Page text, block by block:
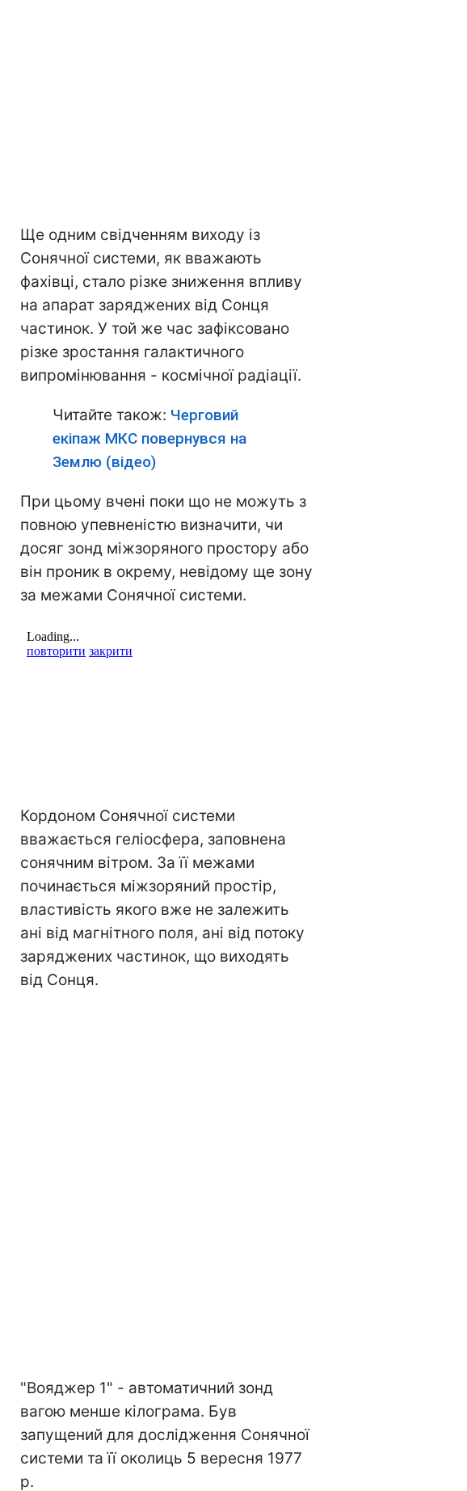
Ще одним свідченням виходу із
Сонячної системи, як вважають
фахівці, стало різке зниження впливу
на апарат заряджених від Сонця
частинок. У той же час зафіксовано
різке зростання галактичного
випромінювання - космічної радіації.
Читайте також: Черговий
екіпаж МКС повернувся на
Землю (відео)
При цьому вчені поки що не можуть з
повною упевненістю визначити, чи
досяг зонд міжзоряного простору або
він проник в окрему, невідому ще зону
за межами Cонячної системи.
Кордоном Сонячної системи
вважається геліосфера, заповнена
сонячним вітром. За її межами
починається міжзоряний простір,
властивість якого вже не залежить
ані від магнітного поля, ані від потоку
заряджених частинок, що виходять
від Сонця.
"Вояджер 1" - автоматичний зонд
вагою менше кілограма. Був
запущений для дослідження Сонячної
системи та її околиць 5 вересня 1977
р.